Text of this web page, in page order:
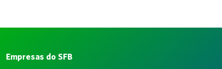
Empresas do SFB